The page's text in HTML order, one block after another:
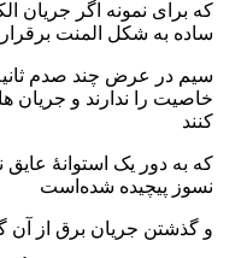
که برای نمونه اگر جریان
ساده به شکل المنت
سیم در عرض چند صدم
خاصیت را ندارند و جریان
کنند
که به دور یک استوانهٔ
نسوز پیچیده شده‌است
و گذشتن جریان برق از آن